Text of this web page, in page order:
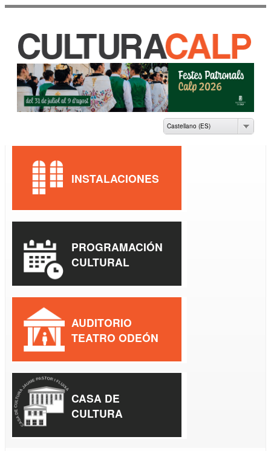
principal
CASA DE CULTURA
JAUME PASTOR I
Castellano (ES)
INSTALACIONES
PROGRAMACIÓN
CULTURAL
AUDITORIO
TEATRO ODEÓN
CASA DE
CULTURA